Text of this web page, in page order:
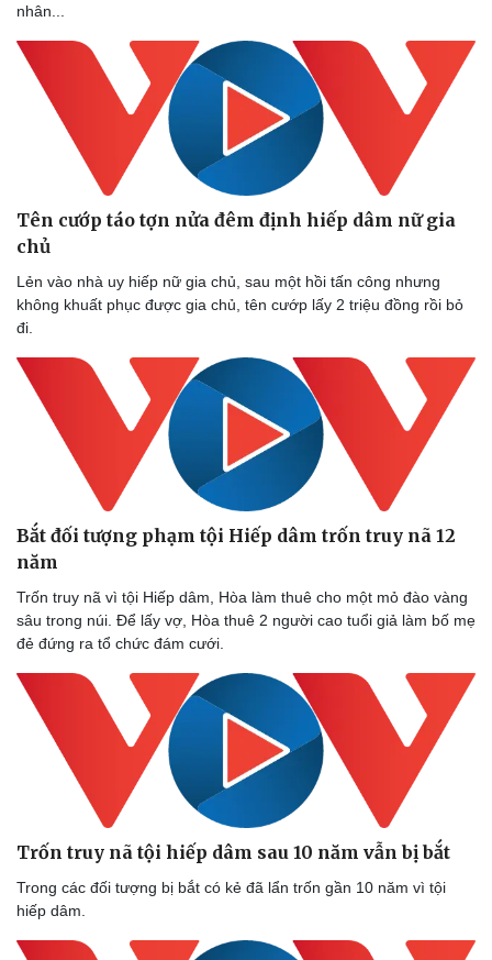
nhân...
Tên cướp táo tợn nửa đêm định hiếp dâm nữ gia
chủ
Lẻn vào nhà uy hiếp nữ gia chủ, sau một hồi tấn công nhưng
không khuất phục được gia chủ, tên cướp lấy 2 triệu đồng rồi bỏ
đi.
Bắt đối tượng phạm tội Hiếp dâm trốn truy nã 12
năm
Trốn truy nã vì tội Hiếp dâm, Hòa làm thuê cho một mỏ đào vàng
sâu trong núi. Để lấy vợ, Hòa thuê 2 người cao tuổi giả làm bố mẹ
đẻ đứng ra tổ chức đám cưới.
Trốn truy nã tội hiếp dâm sau 10 năm vẫn bị bắt
Trong các đối tượng bị bắt có kẻ đã lẩn trốn gần 10 năm vì tội
hiếp dâm.